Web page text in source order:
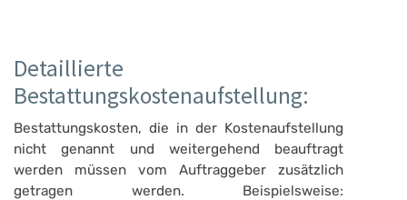
Detaillierte
Bestattungskostenaufstellung:
Bestattungskosten, die in der Kostenaufstellung
nicht genannt und weitergehend beauftragt
werden müssen vom Auftraggeber zusätzlich
getragen werden. Beispielsweise: